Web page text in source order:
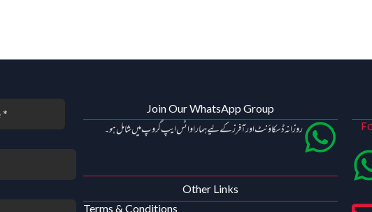
Join Our WhatsApp Group
روزانہ ڈسکاؤنٹ اور آفرز کے لیے ہمارا واٹس ایپ گروپ میں شامل ہو۔
Other Links
Terms & Conditions